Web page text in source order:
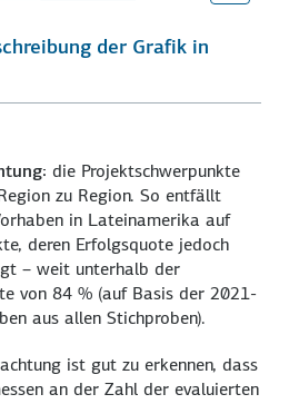
der Grafik in
die Projektschwerpunkte
zu Region. So entfällt
in Lateinamerika auf
deren Erfolgsquote jedoch
– weit unterhalb der
von 84 % (auf Basis der 2021-
aus allen Stichproben).
ist gut zu erkennen, dass
an der Zahl der evaluierten